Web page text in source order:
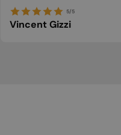
5/5
Vincent Gizzi